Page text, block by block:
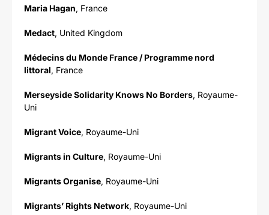
Maria Hagan, France
Medact, United Kingdom
Médecins du Monde France / Programme nord
littoral, France
Merseyside Solidarity Knows No Borders, Royaume-
Uni
Migrant Voice, Royaume-Uni
Migrants in Culture, Royaume-Uni
Migrants Organise, Royaume-Uni
Migrants’ Rights Network, Royaume-Uni